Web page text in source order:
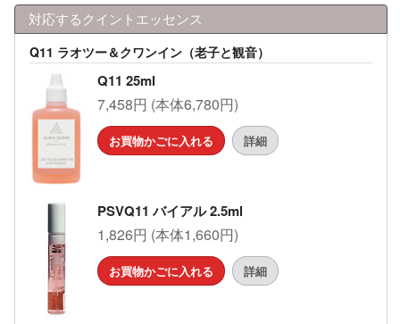
対応するクイントエッセンス
Q11 ラオツー＆クワンイン（老子と観音）
Q11 25ml
7,458円 (本体6,780円)
お買物かごに入れる 詳細
PSVQ11 バイアル 2.5ml
1,826円 (本体1,660円)
お買物かごに入れる 詳細